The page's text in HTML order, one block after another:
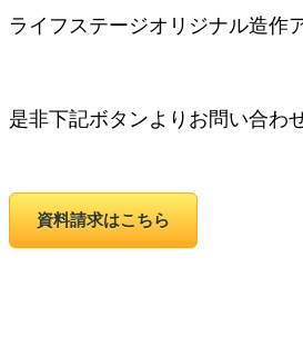
ライフステージオリジナル造作
是非下記ボタンよりお問い合わ
資料請求はこちら